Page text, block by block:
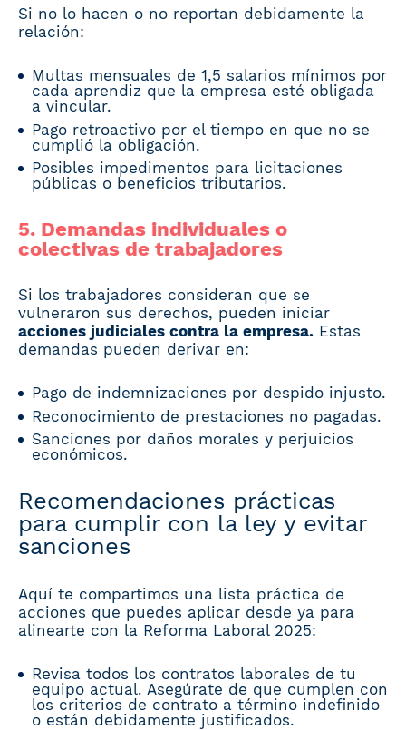
Si no lo hacen o no reportan debidamente la
relación:
Multas mensuales de 1,5 salarios mínimos por
cada aprendiz que la empresa esté obligada
a vincular.
Pago retroactivo por el tiempo en que no se
cumplió la obligación.
Posibles impedimentos para licitaciones
públicas o beneficios tributarios.
5. Demandas individuales o
colectivas de trabajadores
Si los trabajadores consideran que se
vulneraron sus derechos, pueden iniciar
acciones judiciales contra la empresa. Estas
demandas pueden derivar en:
Pago de indemnizaciones por despido injusto.
Reconocimiento de prestaciones no pagadas.
Sanciones por daños morales y perjuicios
económicos.
Recomendaciones prácticas
para cumplir con la ley y evitar
sanciones
Aquí te compartimos una lista práctica de
acciones que puedes aplicar desde ya para
alinearte con la Reforma Laboral 2025:
Revisa todos los contratos laborales de tu
equipo actual. Asegúrate de que cumplen con
los criterios de contrato a término indefinido
o están debidamente justificados.